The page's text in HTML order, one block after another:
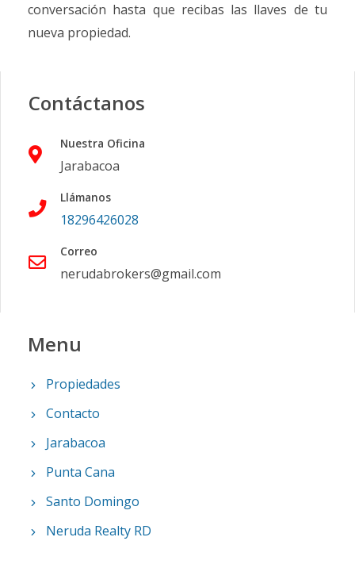
conversación hasta que recibas las llaves de tu
nueva propiedad.
Contáctanos
Nuestra Oficina
Jarabacoa
Llámanos
18296426028
Correo
nerudabrokers@gmail.com
Menu
Propiedades
Contacto
Jarabacoa
Punta Cana
Santo Domingo
Neruda Realty RD